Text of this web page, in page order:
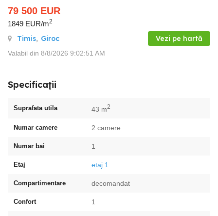
79 500 EUR
1849 EUR/m2
Timis, Giroc Vezi pe hartă
Valabil din 8/8/2026 9:02:51 AM
Specificații
Suprafata utila 43 m2
Numar camere 2 camere
Numar bai 1
Etaj etaj 1
Compartimentare decomandat
Confort 1